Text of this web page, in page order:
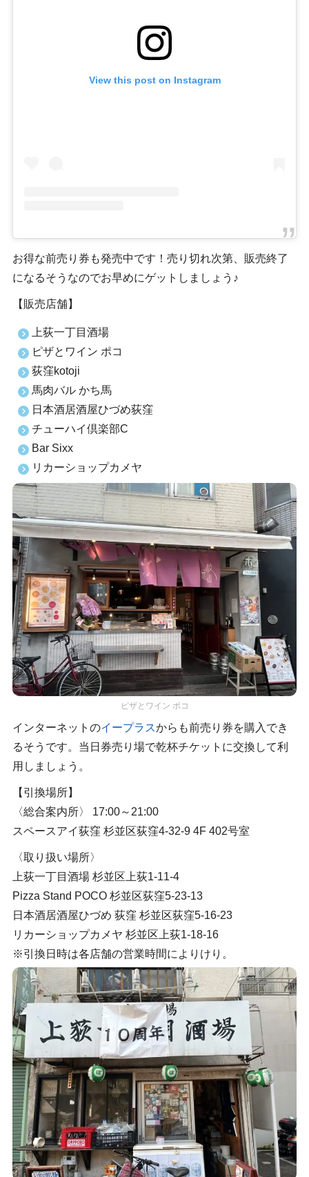
View this post on Instagram
お得な前売り券も発売中です！売り切れ次第、販売終了
になるそうなのでお早めにゲットしましょう♪
【販売店舗】
上荻一丁目酒場
ピザとワイン ポコ
荻窪kotoji
馬肉バル かち馬
日本酒居酒屋ひづめ荻窪
チューハイ倶楽部C
Bar Sixx
リカーショップカメヤ
ピザとワイン ポコ
インターネットのイープラスからも前売り券を購入でき
るそうです。当日券売り場で乾杯チケットに交換して利
用しましょう。
【引換場所】
〈総合案内所〉 17:00～21:00
スペースアイ荻窪 杉並区荻窪4-32-9 4F 402号室
〈取り扱い場所〉
上荻一丁目酒場 杉並区上荻1-11-4
Pizza Stand POCO 杉並区荻窪5-23-13
日本酒居酒屋ひづめ 荻窪 杉並区荻窪5-16-23
リカーショップカメヤ 杉並区上荻1-18-16
※引換日時は各店舗の営業時間によりけり。